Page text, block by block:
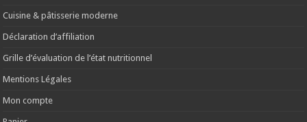
Cuisine & pâtisserie moderne
Déclaration d’affiliation
Grille d’évaluation de l’état nutritionnel
Mentions Légales
Mon compte